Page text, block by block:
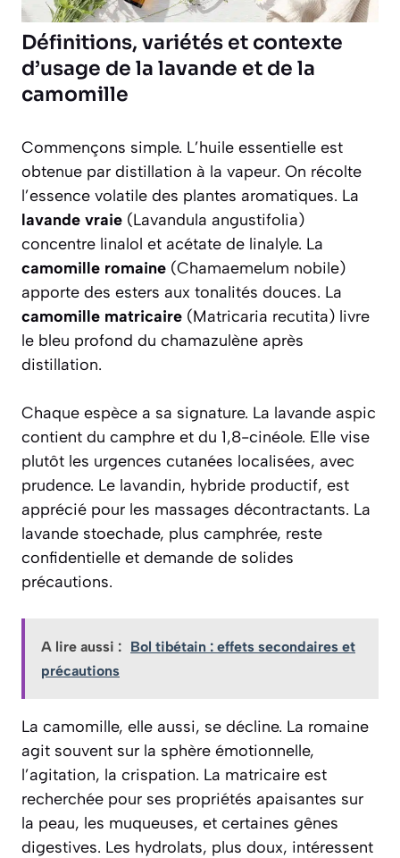
Définitions, variétés et contexte
d’usage de la lavande et de la
camomille
Commençons simple. L’huile essentielle est
obtenue par distillation à la vapeur. On récolte
l’essence volatile des plantes aromatiques. La
lavande vraie (Lavandula angustifolia)
concentre linalol et acétate de linalyle. La
camomille romaine (Chamaemelum nobile)
apporte des esters aux tonalités douces. La
camomille matricaire (Matricaria recutita) livre
le bleu profond du chamazulène après
distillation.
Chaque espèce a sa signature. La lavande aspic
contient du camphre et du 1,8-cinéole. Elle vise
plutôt les urgences cutanées localisées, avec
prudence. Le lavandin, hybride productif, est
apprécié pour les massages décontractants. La
lavande stoechade, plus camphrée, reste
confidentielle et demande de solides
précautions.
A lire aussi : Bol tibétain : effets secondaires et
précautions
La camomille, elle aussi, se décline. La romaine
agit souvent sur la sphère émotionnelle,
l’agitation, la crispation. La matricaire est
recherchée pour ses propriétés apaisantes sur
la peau, les muqueuses, et certaines gênes
digestives. Les hydrolats, plus doux, intéressent